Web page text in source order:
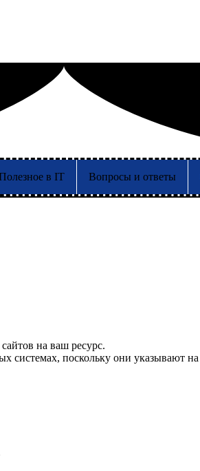
в IT Вопросы и ответы
на ваш ресурс.
поскольку они указывают на